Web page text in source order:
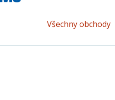
Všechny obchody